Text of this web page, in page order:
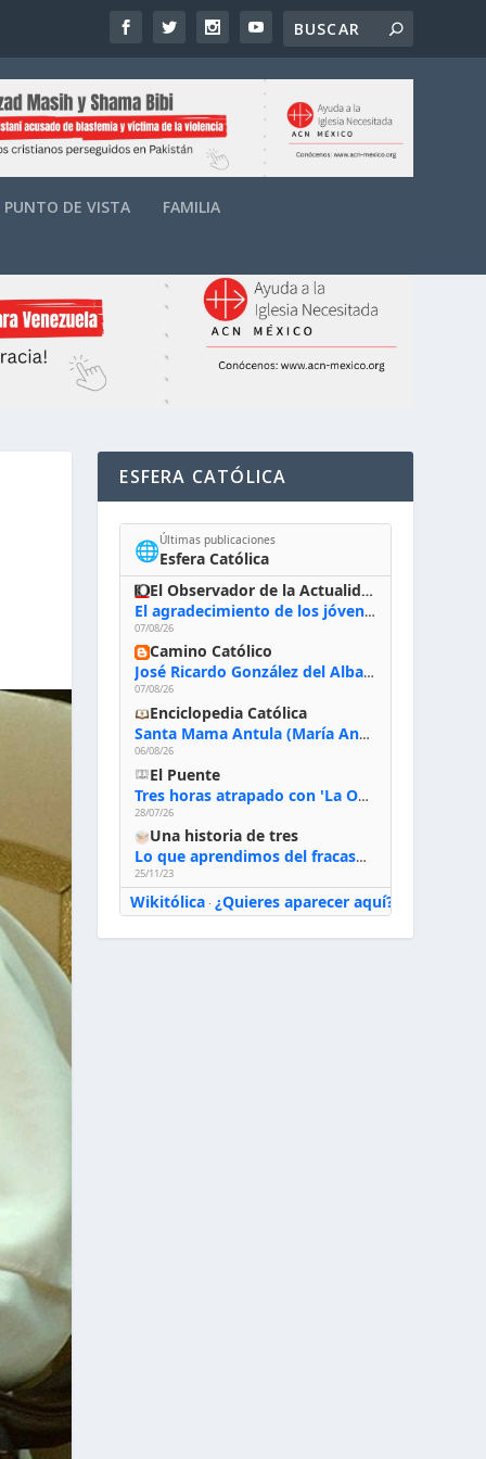
PUNTO DE VISTA FAMILIA
ESFERA CATÓLICA
🌐Últimas publicaciones
Esfera Católica
El Observador de la Actualidad
El agradecimiento de los jóvenes al Papa: «Hoy nos sentimos Iglesia»
07/08/26
Camino Católico
José Ricardo González del Alba, artista sacro: «Yo oro, hablo con Dios, le pido al Espíritu Santo su inspiración y siempre pinto rezando el rosario para que sea Él quien actúe a través de mis manos»
07/08/26
Enciclopedia Católica
Santa Mama Antula (María Antonia de Paz y Figueroa)
06/08/26
El Puente
Tres horas atrapado con 'La Odisea' de Nolan
28/07/26
Una historia de tres
Lo que aprendimos del fracaso al emprender
25/11/23
Wikitólica· ¿Quieres aparecer aquí?